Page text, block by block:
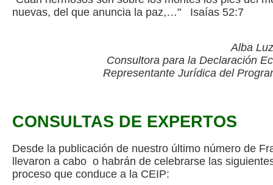
nuevas, del que anuncia la paz,…" Isaías 52:7
Alba
Consultora para la Declaración
Representante Jurídica del
CONSULTAS DE EXPERTOS
Desde la publicación de nuestro último número de
llevaron a cabo o habrán de celebrarse las
proceso que conduce a la CEIP: